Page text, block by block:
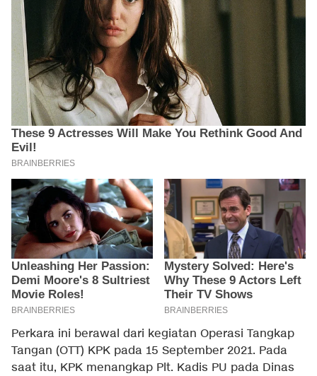
Perkara ini berawal dari kegiatan Operasi Tangkap
Tangan (OTT) KPK pada 15 September 2021. Pada
saat itu, KPK menangkap Plt. Kadis PU pada Dinas